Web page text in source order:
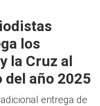
los
la Cruz al
año 2025
entrega de